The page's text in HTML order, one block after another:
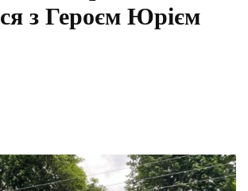
з Героєм Юрієм